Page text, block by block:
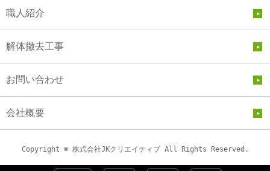
職人紹介
解体撤去工事
お問い合わせ
会社概要
Copyright © 株式会社JKクリエイティブ All Rights Reserved.